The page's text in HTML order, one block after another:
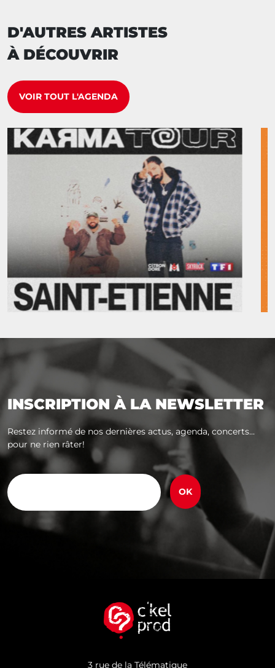
D'AUTRES ARTISTES
À DÉCOUVRIR
VOIR TOUT L'AGENDA
INSCRIPTION À LA NEWSLETTER
Restez informé de nos dernières actus, agenda, concerts...
pour ne rien râter!
E-
mail
(Nécessaire)
3 rue de la Télématique